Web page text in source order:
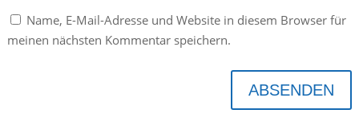
Name, E-Mail-Adresse und Website in diesem Browser für
meinen nächsten Kommentar speichern.
ABSENDEN